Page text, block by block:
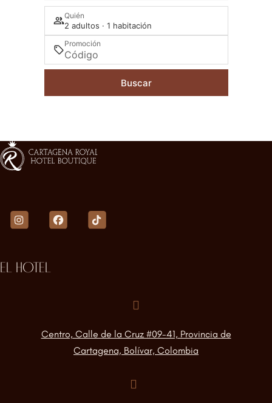
Quién
2 adultos · 1 habitación
Promoción
Buscar
EL HOTEL
Centro, Calle de la Cruz #09-41, Provincia de
Cartagena, Bolívar, Colombia